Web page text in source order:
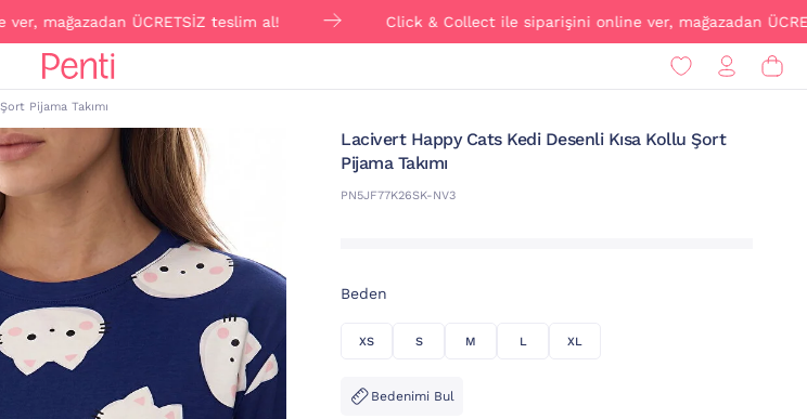
ÜCRETSİZ teslim al! Click & Collect ile siparişini online ver, mağazadan ÜCRETSİZ
Pijama Takımı
Lacivert Happy Cats Kedi Desenli Kısa Kollu Şort
Pijama Takımı
PN5JF77K26SK-NV3
Beden
XS S M L XL
Bedenimi Bul